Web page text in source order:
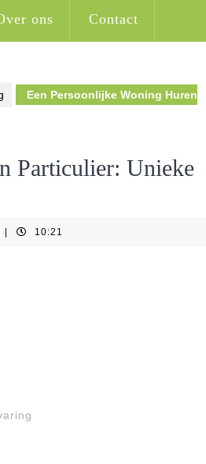
ons Contact
Een Persoonlijke Woning Huren
Particulier: Unieke
10:21